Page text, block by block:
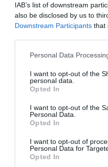
IAB’s list of downstream
also be disclosed by us to
Downstream Participants that
Personal Data
I want to opt-out of the
personal data.
Opted In
I want to opt-out of the
Personal Data.
Opted In
I want to opt-out of
Personal Data for
Opted In
Cinco inicial
89 - Agustín Caparrós ®
5 - Gino Passarini
18 - Omar Nedder